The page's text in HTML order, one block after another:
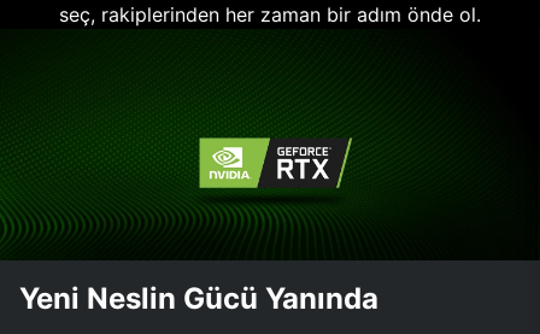
seç, rakiplerinden her zaman bir adım önde ol.
Yeni Neslin Gücü Yanında